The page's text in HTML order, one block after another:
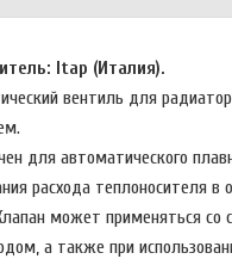
Itap (Италия).
вентиль для
для автоматического
расхода теплоносителя в
может применяться со
а также при